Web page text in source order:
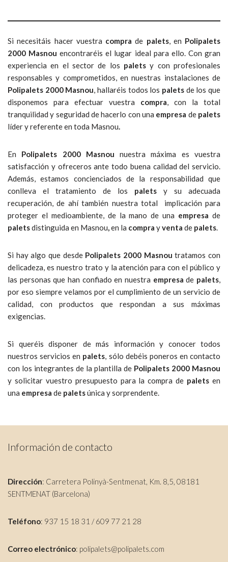
Si necesitáis hacer vuestra comprade palets, en Polipalets
2000 Masnouencontraréis el lugar ideal para ello. Con gran
experiencia en el sector de los paletsy con profesionales
responsables y comprometidos, en nuestras instalaciones de
Polipalets 2000 Masnou, hallaréis todos los palets de los que
disponemos para efectuar vuestra compra, con la total
tranquilidad y seguridad de hacerlo con una empresa de palets
líder y referente en toda Masnou.
En Polipalets 2000 Masnounuestra máxima es vuestra
satisfacción y ofreceros ante todo buena calidad del servicio.
Además, estamos concienciados de la responsabilidad que
conlleva el tratamiento de los palets y su adecuada
recuperación, de ahí también nuestra total implicación para
proteger el medioambiente, de la mano de una empresa de
paletsdistinguida en Masnou,en la compra yventa de palets.
Si hay algo que desde Polipalets 2000 Masnoutratamos con
delicadeza, es nuestro trato y la atención para con el público y
las personas que han confiado en nuestra empresade palets,
por eso siempre velamos por el cumplimiento de un servicio de
calidad, con productos que respondan a sus máximas
exigencias.
Si queréis disponer de más información y conocer todos
nuestros servicios en palets, sólo debéis poneros en contacto
con los integrantes de la plantilla de Polipalets 2000 Masnou
y solicitar vuestro presupuesto para la compra de palets en
una empresa de paletsúnica y sorprendente.
Información de contacto
Dirección: Carretera Polinyà-Sentmenat, Km. 8,5, 08181
SENTMENAT (Barcelona)
Teléfono: 937 15 18 31 / 609 77 21 28
Correo electrónico: polipalets@polipalets.com